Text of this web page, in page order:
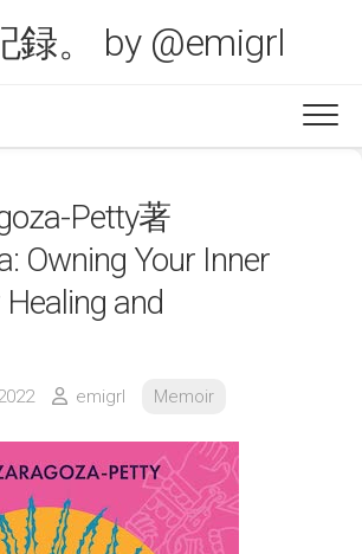
録。 by @emigrl
Petty著
Owning Your Inner
and
emigrl Memoir